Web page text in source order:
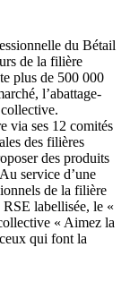
du Bétail
de la filière
plus de 500 000
l’abattage-
via ses 12 comités
des filières
des produits
service d’une
de la filière
labellisée, le «
« Aimez la
qui font la